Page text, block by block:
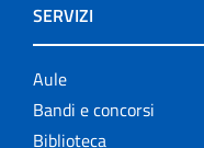
SERVIZI
Aule
Bandi e concorsi
Biblioteca